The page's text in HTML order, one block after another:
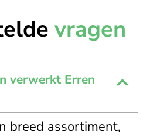
vragen
verwerkt Erren
breed assortiment,